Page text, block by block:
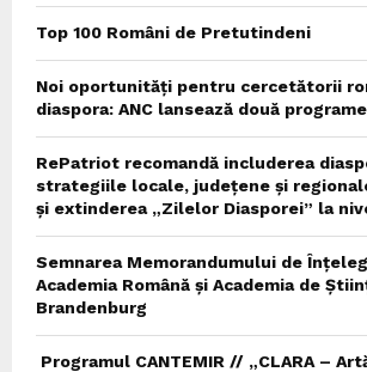
Top 100 Români de Pretutindeni
Noi oportunități pentru cercetătorii
diaspora: ANC lansează două
RePatriot recomandă includerea
strategiile locale, județene și
și extinderea „Zilelor Diasporei” la
Semnarea Memorandumului de
Academia Română și Academia de
Brandenburg
Programul CANTEMIR // „CLARA –